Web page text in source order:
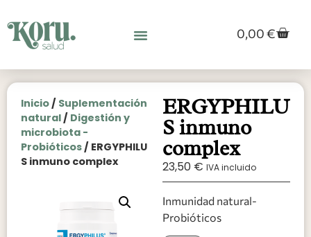
0,00€
Inicio / Suplementación
natural / Digestión y
microbiota -
Probióticos / ERGYPHILU
S inmuno complex
ERGYPHILU
S inmuno
complex
23,50 € IVA incluido
Inmunidad natural-
Probióticos